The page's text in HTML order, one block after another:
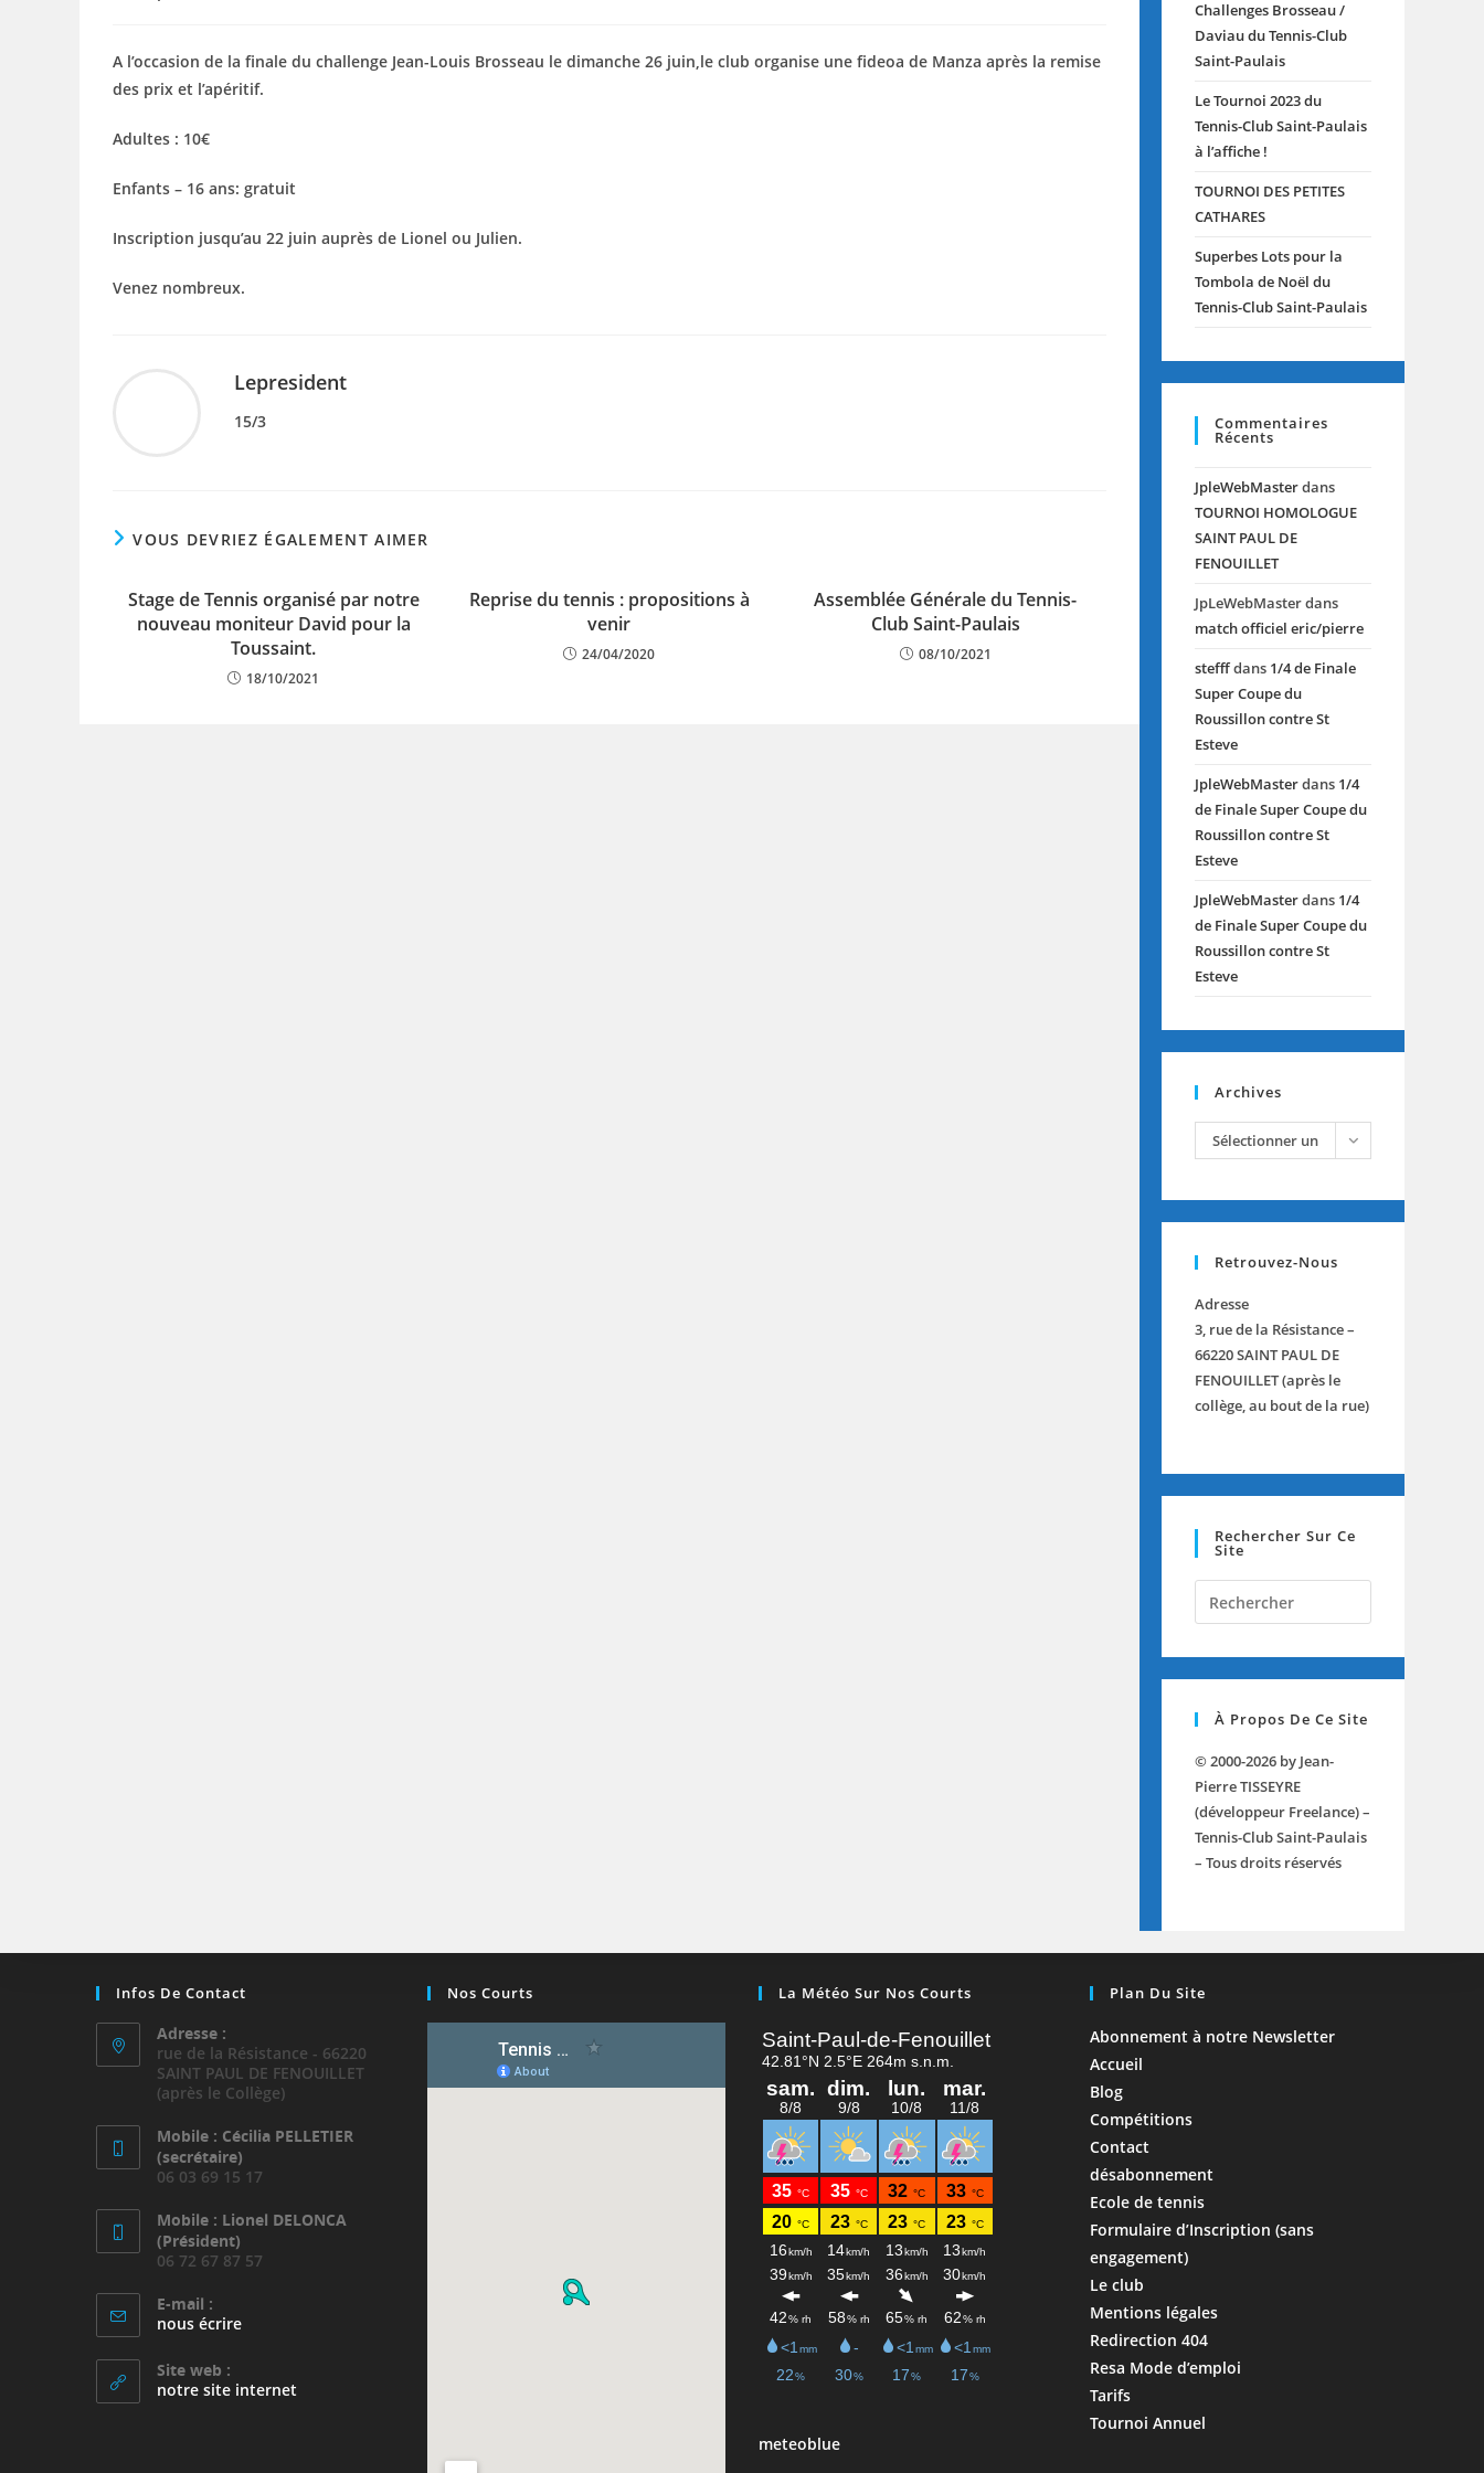
publication :
A l’occasion de la finale du challenge Jean-Louis Brosseau le dimanche 26 juin,le club organise une fideoa de Manza après la remise
des prix et l’apéritif.
Adultes : 10€
Enfants – 16 ans: gratuit
Inscription jusqu’au 22 juin auprès de Lionel ou Julien.
Venez nombreux.
Lepresident
15/3
VOUS DEVRIEZ ÉGALEMENT AIMER
Stage de Tennis organisé par notre
nouveau moniteur David pour la
Toussaint.
18/10/2021
Reprise du tennis : propositions à
venir
24/04/2020
Assemblée Générale du Tennis-
Club Saint-Paulais
08/10/2021
Challenges Brosseau /
Daviau du Tennis-Club
Saint-Paulais
Le Tournoi 2023 du
Tennis-Club Saint-Paulais
à l’affiche !
TOURNOI DES PETITES
CATHARES
Superbes Lots pour la
Tombola de Noël du
Tennis-Club Saint-Paulais
Commentaires
Récents
JpleWebMasterdans
TOURNOI HOMOLOGUE
SAINT PAUL DE
FENOUILLET
JpLeWebMasterdans
match officiel eric/pierre
stefffdans 1/4 de Finale
Super Coupe du
Roussillon contre St
Esteve
JpleWebMasterdans 1/4
de Finale Super Coupe du
Roussillon contre St
Esteve
JpleWebMasterdans 1/4
de Finale Super Coupe du
Roussillon contre St
Esteve
Archives
archives
Sélectionner un
Retrouvez-Nous
Adresse
3, rue de la Résistance –
66220 SAINT PAUL DE
FENOUILLET (après le
collège, au bout de la rue)
Rechercher Sur Ce
Site
Escape
close
À Propos De Ce Site
© 2000-2026 by Jean-
Pierre TISSEYRE
(développeur Freelance) –
Tennis-Club Saint-Paulais
– Tous droits réservés
Infos De Contact
Adresse :
rue de la Résistance - 66220
SAINT PAUL DE FENOUILLET
(après le Collège)
Mobile : Cécilia PELLETIER
(secrétaire)
06 03 69 15 17
Mobile : Lionel DELONCA
(Président)
06 72 67 87 57
E-mail :
nous écrireS’ouvre
application
Site web :
notre site internet
Nos Courts La Météo Sur Nos Courts
meteoblue
Plan Du Site
Abonnement à notre Newsletter
Accueil
Blog
Compétitions
Contact
désabonnement
Ecole de tennis
Formulaire d’Inscription (sans
engagement)
Le club
Mentions légales
Redirection 404
Resa Mode d’emploi
Tarifs
Tournoi Annuel